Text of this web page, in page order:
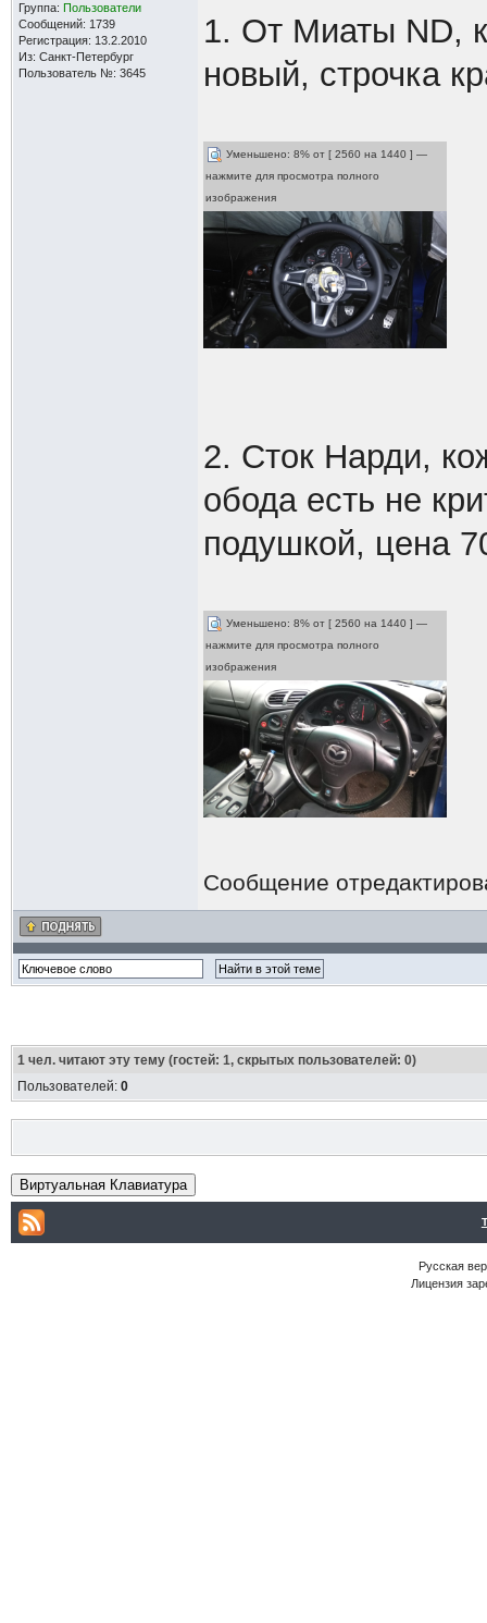
Группа: Пользователи
Сообщений: 1739
Регистрация: 13.2.2010
Из: Санкт-Петербург
Пользователь №: 3645
1. От Миаты ND,
новый, строчка
Уменьшено: 8% от [ 2560 на 1440 ] —
нажмите для просмотра полного
изображения
2. Сток Нарди,
обода есть не
подушкой, цена
Уменьшено: 8% от [ 2560 на 1440 ] —
нажмите для просмотра полного
изображения
Сообщение
1чел. читают эту тему (гостей: 1, скрытых пользователей: 0)
Пользователей: 0
Виртуальная Клавиатура
Русская
Лицензия